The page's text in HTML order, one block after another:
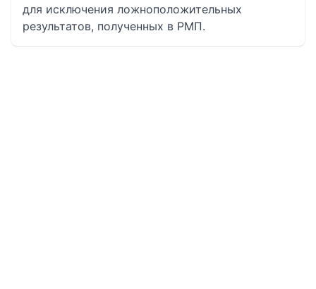
для исключения ложноположительных
результатов, полученных в РМП.